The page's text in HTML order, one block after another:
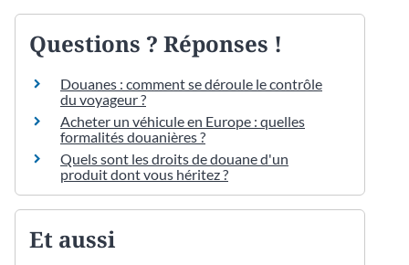
Questions ? Réponses !
Douanes : comment se déroule le contrôle
du voyageur ?
Acheter un véhicule en Europe : quelles
formalités douanières ?
Quels sont les droits de douane d'un
produit dont vous héritez ?
Et aussi